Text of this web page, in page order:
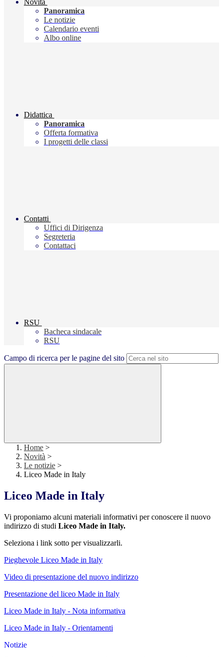
Novità
Panoramica
Le notizie
Calendario eventi
Albo online
Didattica
Panoramica
Offerta formativa
I progetti delle classi
Contatti
Uffici di Dirigenza
Segreteria
Contattaci
RSU
Bacheca sindacale
RSU
Campo di ricerca per le pagine del sito
Home >
Novità >
Le notizie >
Liceo Made in Italy
Liceo Made in Italy
Vi proponiamo alcuni materiali informativi per conoscere il nuovo
indirizzo di studi Liceo Made in Italy.
Seleziona i link sotto per visualizzarli.
Pieghevole Liceo Made in Italy
Video di presentazione del nuovo indirizzo
Presentazione del liceo Made in Italy
Liceo Made in Italy - Nota informativa
Liceo Made in Italy - Orientamenti
Notizie